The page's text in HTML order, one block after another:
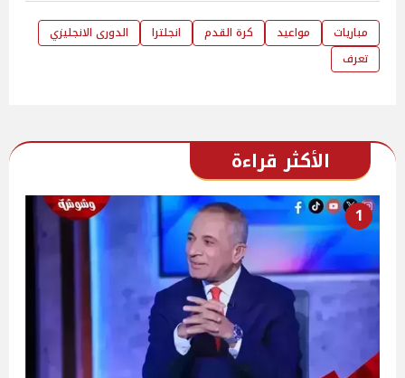
مباريات مواعيد كرة القدم انجلترا
الدورى الانجليزي
تعرف
الأكثر قراءة
1